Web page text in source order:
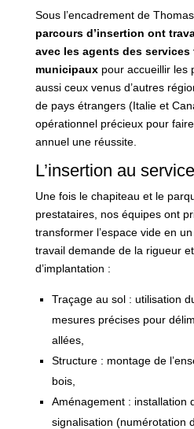
Sous l’encadrement de
parcours d’insertion ont
avec les agents des
municipauxpour accueillir les
aussi ceux venus d’autres
de pays étrangers (Italie et
opérationnel précieux pour
annuel une réussite.
L’insertion au
Une fois le chapiteau et le
prestataires, nos équipes ont
transformer l’espace vide en
travail demande de la rigueur
d’implantation :
Traçage au sol : utilisation
mesures précises pour
allées,
Structure : montage de
bois,
Aménagement : installation
signalisation (numérotation